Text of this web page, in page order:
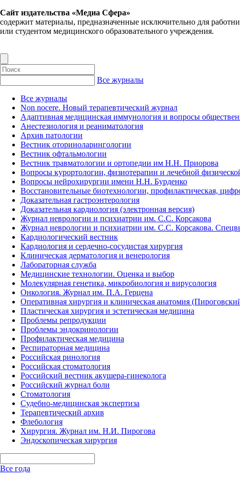
Сайт издательства «Медиа Сфера»
содержит материалы, предназначенные исключительно для
или студентом медицинского образовательного учреждения.
Все журналы
Все журналы
Non nocere. Новый терапевтический журнал
Адаптивная медицинская иммунология и вопросы
Анестезиология и реаниматология
Архив патологии
Вестник оториноларингологии
Вестник офтальмологии
Вестник травматологии и ортопедии им Н.Н. Приорова
Вопросы курортологии, физиотерапии и лечебной
Вопросы нейрохирургии имени Н.Н. Бурденко
Восстановительные биотехнологии, профилактическая,
Доказательная гастроэнтерология
Доказательная кардиология (электронная версия)
Журнал неврологии и психиатрии им. С.С. Корсакова
Журнал неврологии и психиатрии им. С.С. Корсакова.
Кардиологический вестник
Кардиология и сердечно-сосудистая хирургия
Клиническая дерматология и венерология
Лабораторная служба
Медицинские технологии. Оценка и выбор
Молекулярная генетика, микробиология и вирусология
Онкология. Журнал им. П.А. Герцена
Оперативная хирургия и клиническая анатомия
Пластическая хирургия и эстетическая медицина
Проблемы репродукции
Проблемы эндокринологии
Профилактическая медицина
Респираторная медицина
Российская ринология
Российская стоматология
Российский вестник акушера-гинеколога
Российский журнал боли
Стоматология
Судебно-медицинская экспертиза
Терапевтический архив
Флебология
Хирургия. Журнал им. Н.И. Пирогова
Эндоскопическая хирургия
Все года